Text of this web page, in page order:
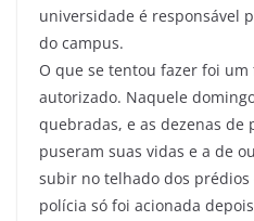
universidade é responsável
do campus.
O que se tentou fazer foi
autorizado. Naquele
quebradas, e as dezenas de
puseram suas vidas e a de
subir no telhado dos prédios
polícia só foi acionada